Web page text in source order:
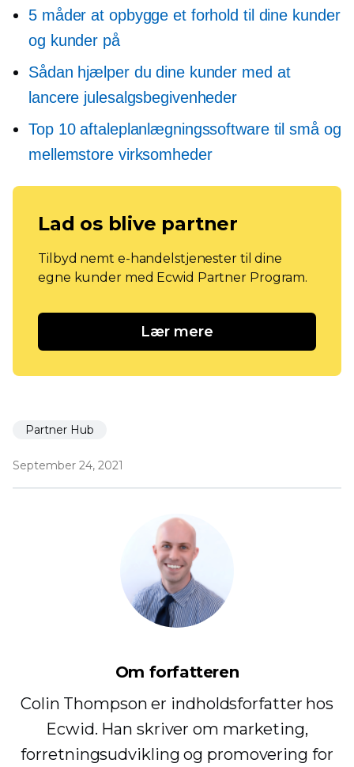
5 måder at opbygge et forhold til dine kunder
og kunder på
Sådan hjælper du dine kunder med at
lancere julesalgsbegivenheder
Top 10 aftaleplanlægningssoftware til små og
mellemstore virksomheder
Lad os blive partner
Tilbyd nemt e-handelstjenester til dine
egne kunder med Ecwid Partner Program.
Lær mere
Partner Hub
September 24, 2021
Om forfatteren
Colin Thompson er indholdsforfatter hos
Ecwid. Han skriver om marketing,
forretningsudvikling og promovering for